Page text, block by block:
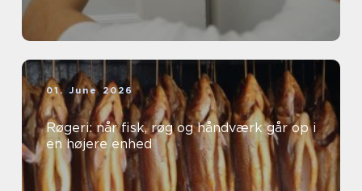
01. June 2026
Røgeri: når fisk, røg og håndværk går op i
en højere enhed